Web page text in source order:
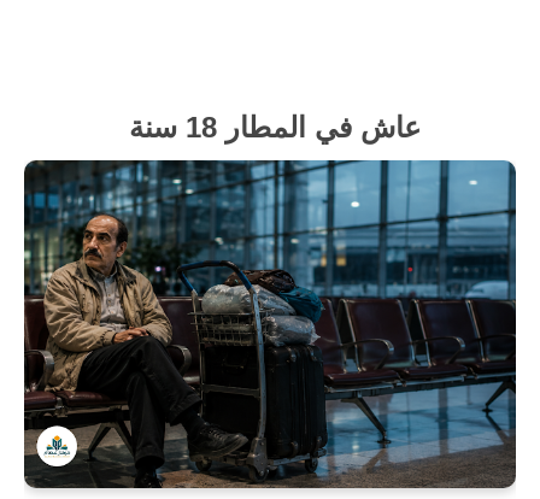
عاش في المطار 18 سنة